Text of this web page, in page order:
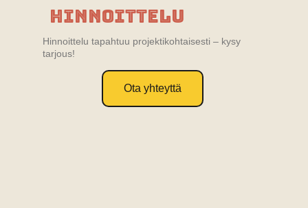
Hinnoittelu
Hinnoittelu tapahtuu projektikohtaisesti – kysy
tarjous!
Ota yhteyttä